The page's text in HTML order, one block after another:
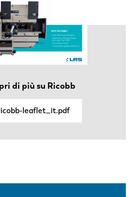
di più su Ricobb
leaflet_it.pdf
PT-PT